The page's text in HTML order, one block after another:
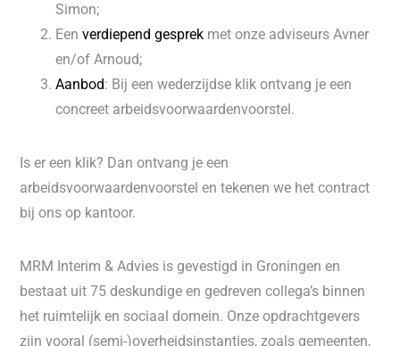
Simon;
Eenverdiepend gesprek met onze adviseurs Avner
en/of Arnoud;
Aanbod: Bij een wederzijdse klik ontvang je een
concreet arbeidsvoorwaardenvoorstel.
Is er een klik? Dan ontvang je een
arbeidsvoorwaardenvoorstel en tekenen we het contract
bij ons op kantoor.
MRM Interim & Advies is gevestigd in Groningen en
bestaat uit 75 deskundige en gedreven collega’s binnen
het ruimtelijk en sociaal domein. Onze opdrachtgevers
zijn vooral (semi-)overheidsinstanties, zoals gemeenten,